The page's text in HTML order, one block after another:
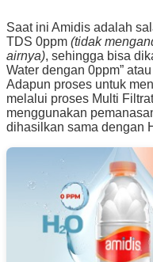
Saat ini Amidis adalah
TDS 0ppm (tidak
airnya), sehingga bisa
Water dengan 0ppm”
Adapun proses untuk
melalui proses Multi
menggunakan
dihasilkan sama dengan